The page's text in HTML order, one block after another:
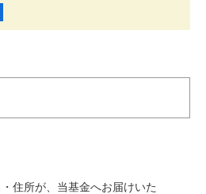
住所が、当基金へお届けいた